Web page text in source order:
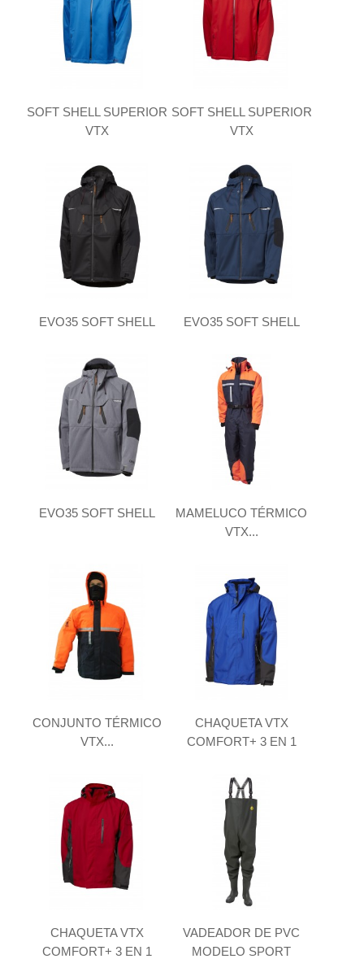
SOFT SHELL SUPERIOR
VTX
SOFT SHELL SUPERIOR
VTX
EVO35 SOFT SHELL EVO35 SOFT SHELL
EVO35 SOFT SHELL
MAMELUCO TÉRMICO
VTX...
CONJUNTO TÉRMICO
VTX...
CHAQUETA VTX
COMFORT+ 3 EN 1
CHAQUETA VTX
COMFORT+ 3 EN 1
VADEADOR DE PVC
MODELO SPORT